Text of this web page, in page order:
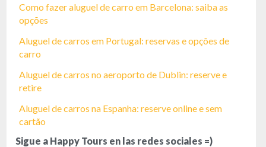
Como fazer aluguel de carro em Barcelona: saiba as
opções
Aluguel de carros em Portugal: reservas e opções de
carro
Aluguel de carros no aeroporto de Dublin: reserve e
retire
Aluguel de carros na Espanha: reserve online e sem
cartão
Sigue a Happy Tours en las redes sociales =)